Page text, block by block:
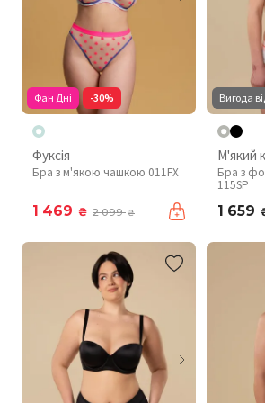
Фан Дні -30%
Фуксія
Бра з м'якою чашкою 011FX
1 469 ₴ 2 099₴
Вигода
М'який
Бра з
115SP
1 659